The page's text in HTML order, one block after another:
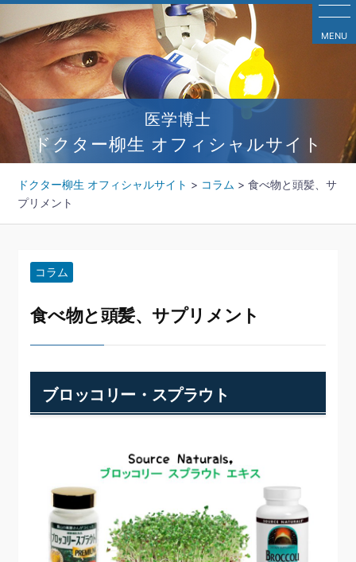
コ
テ
ツ
へ
医学博士
ドクター柳生 オフィシャルサイト
ドクター柳生 オフィシャルサイト > コラム >食べ物と頭髪、サ
プリメント
コラム
食べ物と頭髪、サプリメント
ブロッコリー・スプラウト
MENU